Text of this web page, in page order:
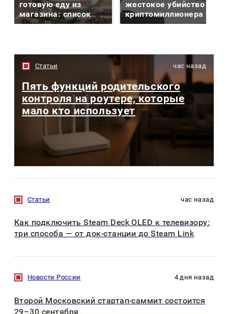
готовую еду из
магазина: список
жестокое убийство
криптомиллионера
Статьи час назад
Пять функций родительского
контроля на роутере, которые
мало кто использует
Статьи час назад
Как подключить Steam Deck OLED к телевизору:
три способа — от док-станции до Steam Link
Новости России 4 дня назад
Второй Московский стартап-саммит состоится
29–30 сентября